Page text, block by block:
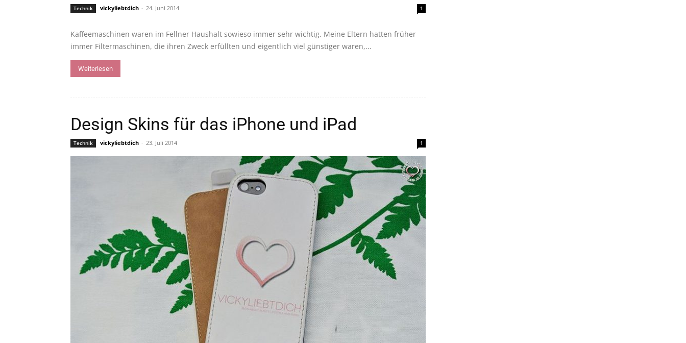
Technik vickyliebtdich - 24. Juni 2014 1
Kaffeemaschinen waren im Fellner Haushalt sowieso immer sehr wichtig. Meine Eltern hatten früher
immer Filtermaschinen, die ihren Zweck erfüllten und eigentlich viel günstiger waren,...
Weiterlesen
Design Skins für das iPhone und iPad
Technik vickyliebtdich - 23. Juli 2014 1